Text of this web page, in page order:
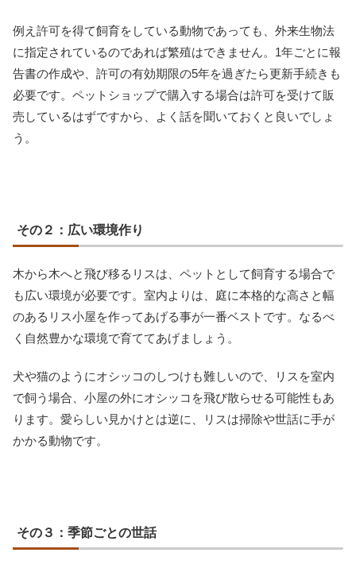
例え許可を得て飼育をしている動物であっても、外来生物法
に指定されているのであれば繁殖はできません。1年ごとに報
告書の作成や、許可の有効期限の5年を過ぎたら更新手続きも
必要です。ペットショップで購入する場合は許可を受けて販
売しているはずですから、よく話を聞いておくと良いでしょ
う。
その２：広い環境作り
木から木へと飛び移るリスは、ペットとして飼育する場合で
も広い環境が必要です。室内よりは、庭に本格的な高さと幅
のあるリス小屋を作ってあげる事が一番ベストです。なるべ
く自然豊かな環境で育ててあげましょう。
犬や猫のようにオシッコのしつけも難しいので、リスを室内
で飼う場合、小屋の外にオシッコを飛び散らせる可能性もあ
ります。愛らしい見かけとは逆に、リスは掃除や世話に手が
かかる動物です。
その３：季節ごとの世話